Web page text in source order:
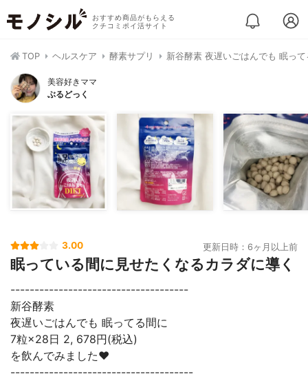
おすすめ商品がもらえる
クチコミポイ活サイト
TOP ヘルスケア 酵素サプリ 新谷酵素 夜遅いごはんでも 眠っ
美容好きママ
ぶるどっく
3.00 更新日時：6ヶ月以上前
眠っている間に見せたくなるカラダに導く⁣
-------------------------------------⁣
新谷酵素⁣
夜遅いごはんでも 眠ってる間に⁣
7粒×28日 2, 678円(税込)⁣
を飲んでみました❤️⁣
--------------------------------------⁣